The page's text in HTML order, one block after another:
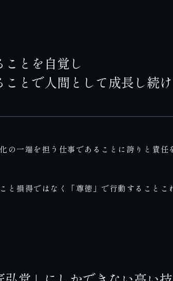
とを自覚し
とで人間として成長し続
の一端を担う仕事であることに誇りと責
と損得ではなく「尊徳」で行動すること